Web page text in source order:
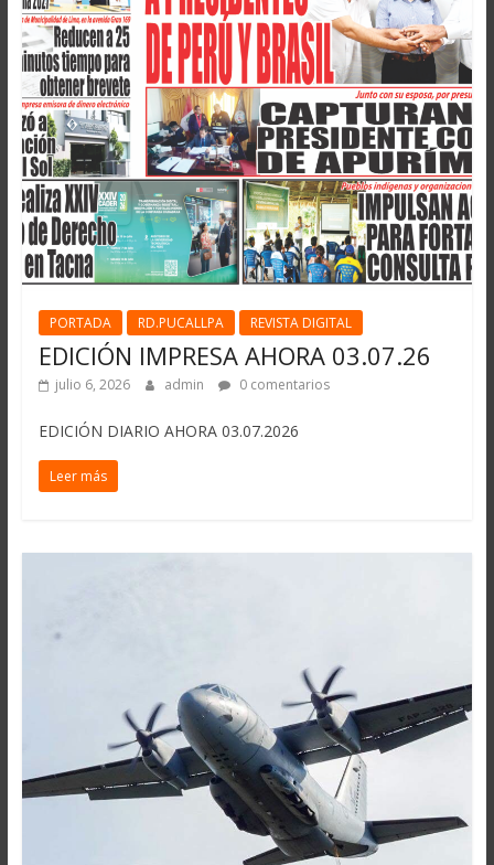
PORTADA RD.PUCALLPA REVISTA DIGITAL
EDICIÓN IMPRESA AHORA 03.07.26
julio 6, 2026 admin 0 comentarios
EDICIÓN DIARIO AHORA 03.07.2026
Leer más